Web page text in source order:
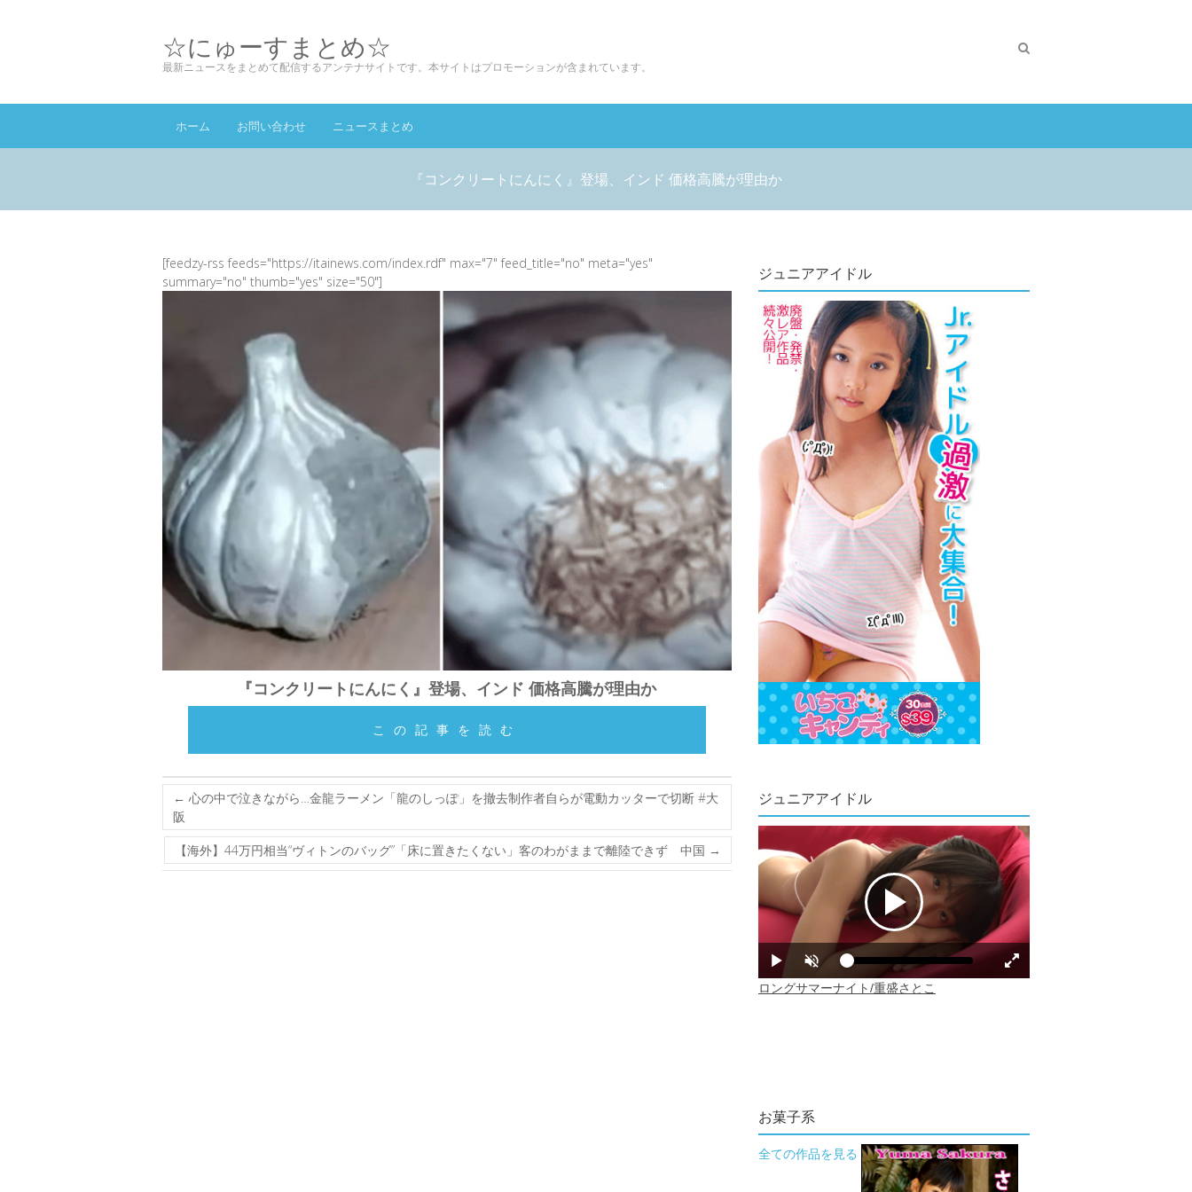
☆にゅーすまとめ☆
最新ニュースをまとめて配信するアンテナサイトです。本サイトはプロモーションが含まれています。
ホーム お問い合わせ ニュースまとめ
『コンクリートにんにく』登場、インド 価格高騰が理由か
[feedzy-rss feeds="https://itainews.com/index.rdf" max="7" feed_title="no" meta="yes"
summary="no" thumb="yes" size="50"]
『コンクリートにんにく』登場、インド 価格高騰が理由か
この記事を読む
← 心の中で泣きながら…金龍ラーメン「龍のしっぽ」を撤去制作者自らが電動カッターで切断 #大
阪
【海外】44万円相当“ヴィトンのバッグ”「床に置きたくない」客のわがままで離陸できず 中国 →
ジュニアアイドル
ジュニアアイドル
お菓子系
全ての作品を見る